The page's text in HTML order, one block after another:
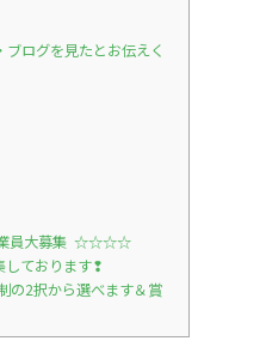
ログを見たとお伝えく
員大募集 ☆☆☆☆
しております❢
の2択から選べます＆賞